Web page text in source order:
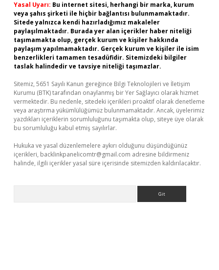
Yasal Uyarı: Bu internet sitesi, herhangi bir marka, kurum
veya şahıs şirketi ile hiçbir bağlantısı bulunmamaktadır.
Sitede yalnızca kendi hazırladığımız makaleler
paylaşılmaktadır. Burada yer alan içerikler haber niteliği
taşımamakta olup, gerçek kurum ve kişiler hakkında
paylaşım yapılmamaktadır. Gerçek kurum ve kişiler ile isim
benzerlikleri tamamen tesadüfidir. Sitemizdeki bilgiler
taslak halindedir ve tavsiye niteliği taşımazlar.
Sitemiz, 5651 Sayılı Kanun gereğince Bilgi Teknolojileri ve İletişim
Kurumu (BTK) tarafından onaylanmış bir Yer Sağlayıcı olarak hizmet
vermektedir. Bu nedenle, sitedeki içerikleri proaktif olarak denetleme
veya araştırma yükümlülüğümüz bulunmamaktadır. Ancak, üyelerimiz
yazdıkları içeriklerin sorumluluğunu taşımakta olup, siteye üye olarak
bu sorumluluğu kabul etmiş sayılırlar.
Hukuka ve yasal düzenlemelere aykırı olduğunu düşündüğünüz
içerikleri, backlinkpanelicomtr@gmail.com adresine bildirmeniz
halinde, ilgili içerikler yasal süre içerisinde sitemizden kaldırılacaktır.